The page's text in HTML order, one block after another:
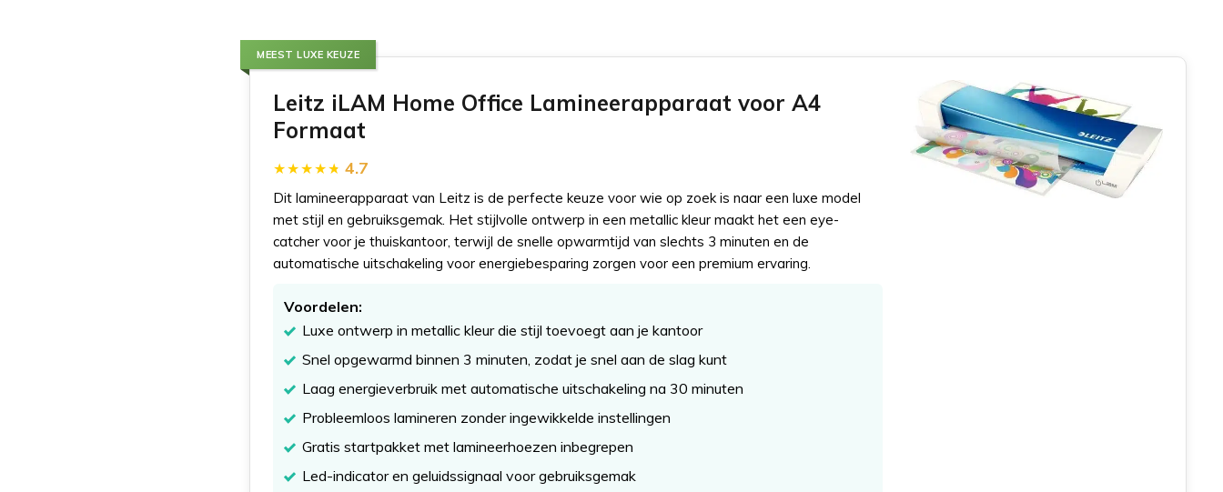
MEEST LUXE KEUZE
Leitz iLAM Home Office Lamineerapparaat voor A4
Formaat
4.7
Dit lamineerapparaat van Leitz is de perfecte keuze voor wie op zoek is naar een luxe model
met stijl en gebruiksgemak. Het stijlvolle ontwerp in een metallic kleur maakt het een eye-
catcher voor je thuiskantoor, terwijl de snelle opwarmtijd van slechts 3 minuten en de
automatische uitschakeling voor energiebesparing zorgen voor een premium ervaring.
Voordelen:
Luxe ontwerp in metallic kleur die stijl toevoegt aan je kantoor
Snel opgewarmd binnen 3 minuten, zodat je snel aan de slag kunt
Laag energieverbruik met automatische uitschakeling na 30 minuten
Probleemloos lamineren zonder ingewikkelde instellingen
Gratis startpakket met lamineerhoezen inbegrepen
Led-indicator en geluidssignaal voor gebruiksgemak